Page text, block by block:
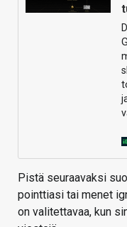
Pistä seuraavaksi
pointtiasi tai menet
on valitettavaa, kun